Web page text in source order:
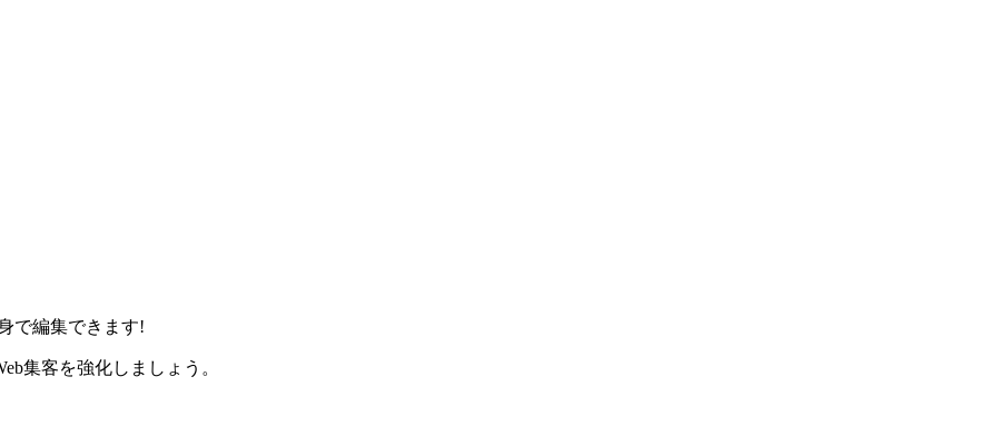
で編集できます!
集客を強化しましょう。